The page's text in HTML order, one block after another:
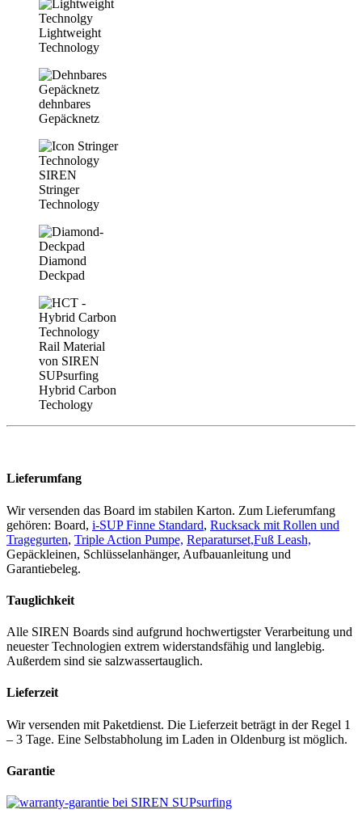
Lightweight
Technology
dehnbares
Gepäcknetz
Stringer
Technology
Diamond
Deckpad
Hybrid Carbon
Techology
Lieferumfang
Wir versenden das Board im stabilen Karton. Zum Lieferumfang
gehören: Board, i-SUP Finne Standard, Rucksack mit Rollen und
Tragegurten, Triple Action Pumpe, Reparaturset,Fuß Leash,
Gepäckleinen, Schlüsselanhänger, Aufbauanleitung und
Garantiebeleg.
Tauglichkeit
Alle SIREN Boards sind aufgrund hochwertigster Verarbeitung und
neuester Technologien extrem widerstandsfähig und langlebig.
Außerdem sind sie salzwassertauglich.
Lieferzeit
Wir versenden mit Paketdienst. Die Lieferzeit beträgt in der Regel 1
– 3 Tage. Eine Selbstabholung im Laden in Oldenburg ist möglich.
Garantie